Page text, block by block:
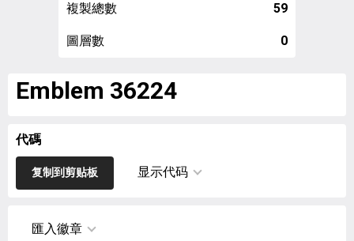
複製總數 59
圖層數 0
Emblem 36224
代碼
复制到剪贴板 显示代码
匯入徽章